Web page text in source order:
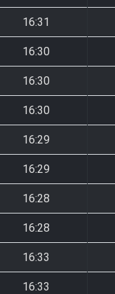
16:31
16:30
16:30
16:30
16:29
16:29
16:28
16:28
16:33
16:33